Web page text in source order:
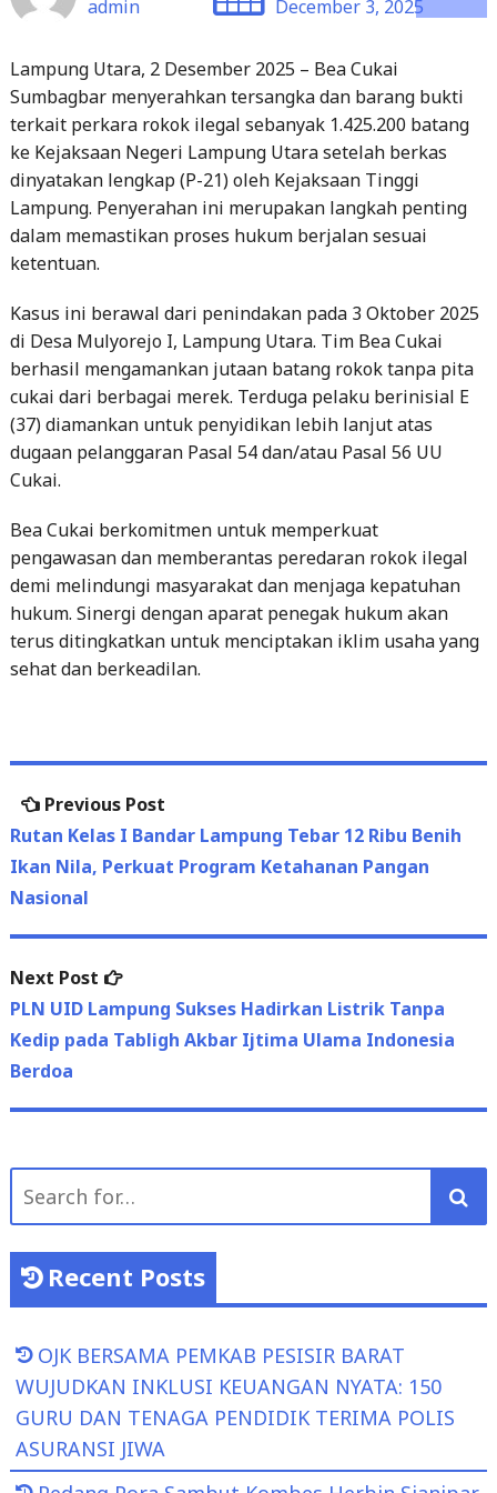
admin
December 3, 2025
Lampung Utara, 2 Desember 2025 – Bea Cukai
Sumbagbar menyerahkan tersangka dan barang bukti
terkait perkara rokok ilegal sebanyak 1.425.200 batang
ke Kejaksaan Negeri Lampung Utara setelah berkas
dinyatakan lengkap (P-21) oleh Kejaksaan Tinggi
Lampung. Penyerahan ini merupakan langkah penting
dalam memastikan proses hukum berjalan sesuai
ketentuan.
Kasus ini berawal dari penindakan pada 3 Oktober 2025
di Desa Mulyorejo I, Lampung Utara. Tim Bea Cukai
berhasil mengamankan jutaan batang rokok tanpa pita
cukai dari berbagai merek. Terduga pelaku berinisial E
(37) diamankan untuk penyidikan lebih lanjut atas
dugaan pelanggaran Pasal 54 dan/atau Pasal 56 UU
Cukai.
Bea Cukai berkomitmen untuk memperkuat
pengawasan dan memberantas peredaran rokok ilegal
demi melindungi masyarakat dan menjaga kepatuhan
hukum. Sinergi dengan aparat penegak hukum akan
terus ditingkatkan untuk menciptakan iklim usaha yang
sehat dan berkeadilan.
Post
navigation
Previous Post
post:
Rutan Kelas I Bandar Lampung Tebar 12 Ribu Benih
Ikan Nila, Perkuat Program Ketahanan Pangan
Nasional
Next Post
Next
post:
PLN UID Lampung Sukses Hadirkan Listrik Tanpa
Kedip pada Tabligh Akbar Ijtima Ulama Indonesia
Berdoa
Search
Recent Posts
OJK BERSAMA PEMKAB PESISIR BARAT
WUJUDKAN INKLUSI KEUANGAN NYATA: 150
GURU DAN TENAGA PENDIDIK TERIMA POLIS
ASURANSI JIWA